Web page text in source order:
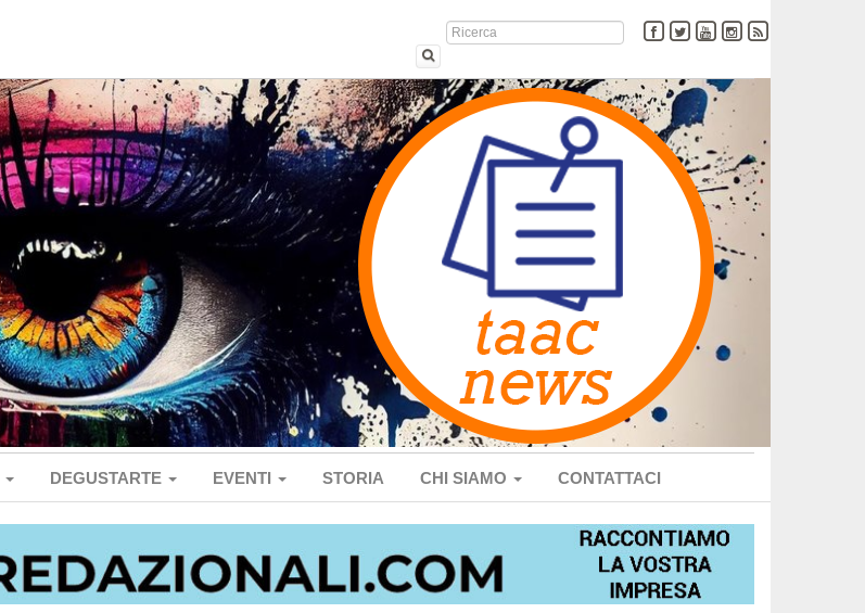
DEGUSTARTE EVENTI STORIA CHI SIAMO CONTATTACI